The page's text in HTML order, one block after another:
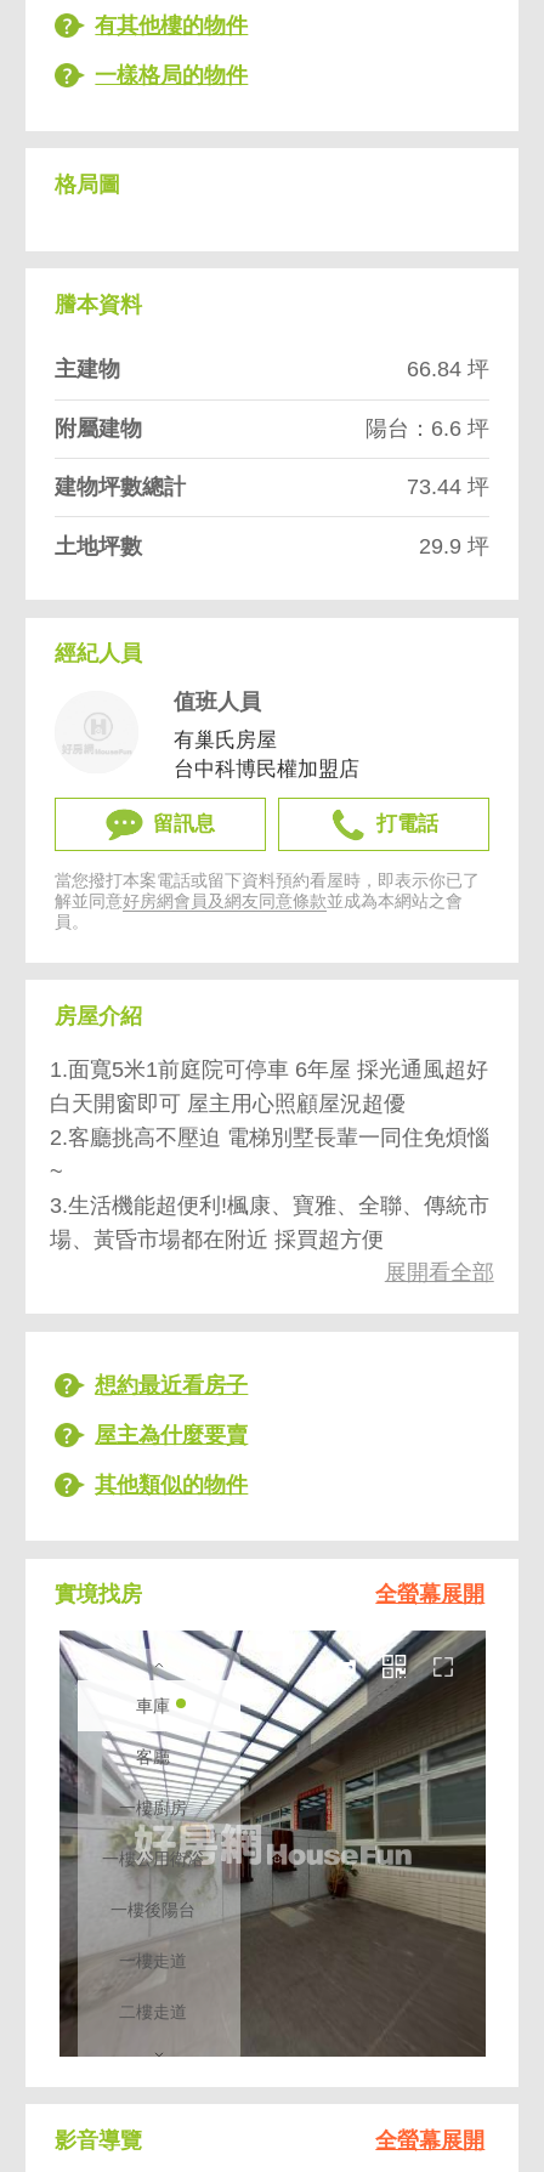
有其他樓的物件
一樣格局的物件
格局圖
謄本資料
主建物 66.84 坪
附屬建物 陽台：6.6 坪
建物坪數總計 73.44 坪
土地坪數 29.9 坪
經紀人員
值班人員
有巢氏房屋
台中科博民權加盟店
留訊息 打電話
當您撥打本案電話或留下資料預約看屋時，即表示你已了
解並同意好房網會員及網友同意條款並成為本網站之會
員。
房屋介紹
1.面寬5米1前庭院可停車 6年屋 採光通風超好
白天開窗即可 屋主用心照顧屋況超優
2.客廳挑高不壓迫 電梯別墅長輩一同住免煩惱
~
3.生活機能超便利!楓康、寶雅、全聯、傳統市
場、黃昏市場都在附近 採買超方便
4.出門就是公園 不怕孩子沒地方放電~
5.東新雙語國中/國小 走路可到達 9年教育接送
展開看全部
想約最近看房子
屋主為什麼要賣
其他類似的物件
實境找房 全螢幕展開
影音導覽 全螢幕展開